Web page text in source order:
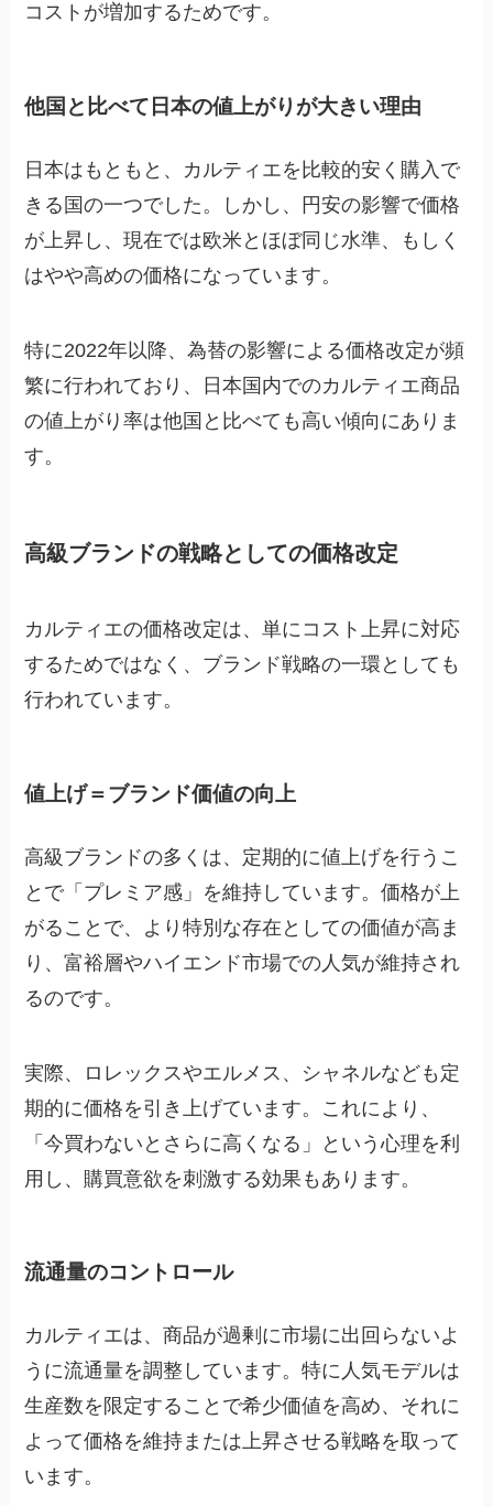
コストが増加するためです。
他国と比べて日本の値上がりが大きい理由
日本はもともと、カルティエを比較的安く購入で
きる国の一つでした。しかし、円安の影響で価格
が上昇し、現在では欧米とほぼ同じ水準、もしく
はやや高めの価格になっています。
特に2022年以降、為替の影響による価格改定が頻
繁に行われており、日本国内でのカルティエ商品
の値上がり率は他国と比べても高い傾向にありま
す。
高級ブランドの戦略としての価格改定
カルティエの価格改定は、単にコスト上昇に対応
するためではなく、ブランド戦略の一環としても
行われています。
値上げ＝ブランド価値の向上
高級ブランドの多くは、定期的に値上げを行うこ
とで「プレミア感」を維持しています。価格が上
がることで、より特別な存在としての価値が高ま
り、富裕層やハイエンド市場での人気が維持され
るのです。
実際、ロレックスやエルメス、シャネルなども定
期的に価格を引き上げています。これにより、
「今買わないとさらに高くなる」という心理を利
用し、購買意欲を刺激する効果もあります。
流通量のコントロール
カルティエは、商品が過剰に市場に出回らないよ
うに流通量を調整しています。特に人気モデルは
生産数を限定することで希少価値を高め、それに
よって価格を維持または上昇させる戦略を取って
います。